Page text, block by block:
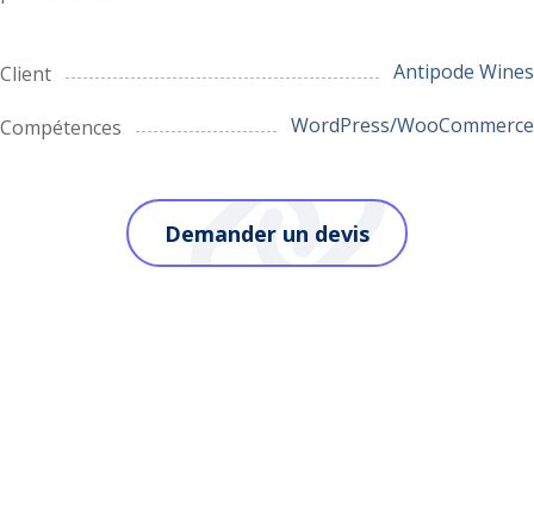
Client Antipode Wines
Compétences WordPress/WooCommerce
Demander un devis